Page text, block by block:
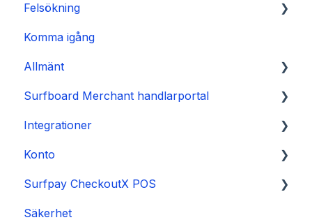
Felsökning
👉 Guide
🛑 Ström- och startproblem
❌ Drifts- och transaktionsproblem
📱 Mjukvara och firmware
🛂 Säkerhetsrelaterade problem
Komma igång
Allmänt
Onboarding
Betalningar
Utbetalningar och rapporter
Säkerhet
Surfboard Merchant handlarportal
Försäljning och rapporter
Butiker och terminaler
Konto och inställningar
Integrationer
E-com plugins
Konto
Hantera ditt konto
Surfpay CheckoutX POS
Allmänt
Säkerhet